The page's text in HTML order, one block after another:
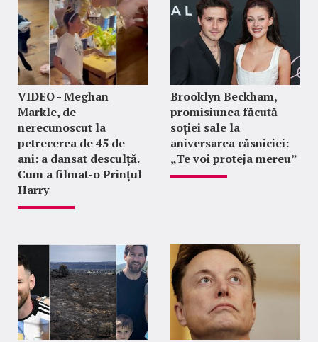
VIDEO - Meghan
Markle, de
nerecunoscut la
petrecerea de 45 de
ani: a dansat desculță.
Cum a filmat-o Prințul
Harry
Brooklyn Beckham,
promisiunea făcută
soției sale la
aniversarea căsniciei:
„Te voi proteja mereu”